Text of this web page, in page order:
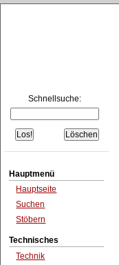
Schnellsuche:
Hauptmenü
Hauptseite
Suchen
Stöbern
Technisches
Technik